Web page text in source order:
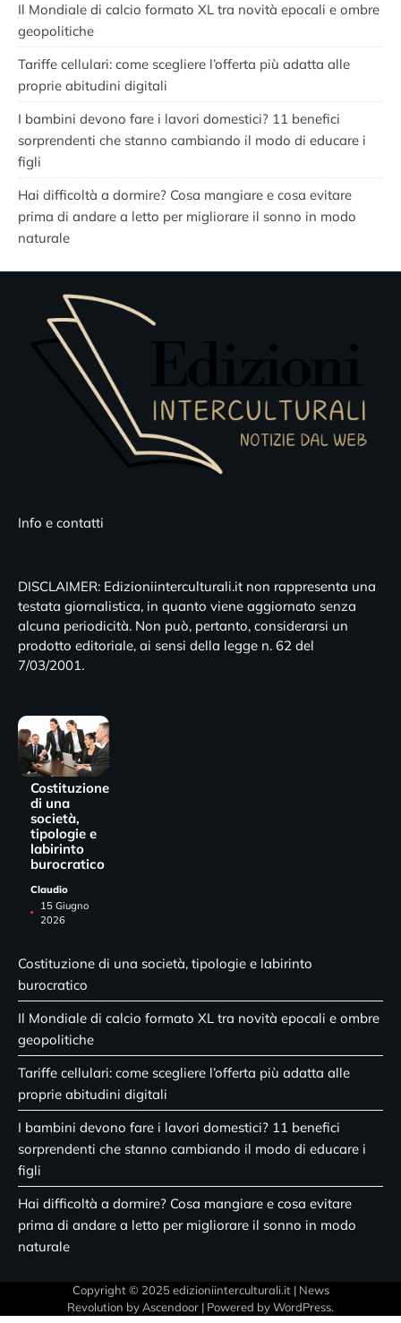
Il Mondiale di calcio formato XL tra novità epocali e ombre
geopolitiche
Tariffe cellulari: come scegliere l’offerta più adatta alle
proprie abitudini digitali
I bambini devono fare i lavori domestici? 11 benefici
sorprendenti che stanno cambiando il modo di educare i
figli
Hai difficoltà a dormire? Cosa mangiare e cosa evitare
prima di andare a letto per migliorare il sonno in modo
naturale
Info e contatti
DISCLAIMER: Edizioniinterculturali.it non rappresenta una
testata giornalistica, in quanto viene aggiornato senza
alcuna periodicità. Non può, pertanto, considerarsi un
prodotto editoriale, ai sensi della legge n. 62 del
7/03/2001.
Costituzione
di una
società,
tipologie e
labirinto
burocratico
Claudio
15 Giugno
2026
Costituzione di una società, tipologie e labirinto
burocratico
Il Mondiale di calcio formato XL tra novità epocali e ombre
geopolitiche
Tariffe cellulari: come scegliere l’offerta più adatta alle
proprie abitudini digitali
I bambini devono fare i lavori domestici? 11 benefici
sorprendenti che stanno cambiando il modo di educare i
figli
Hai difficoltà a dormire? Cosa mangiare e cosa evitare
prima di andare a letto per migliorare il sonno in modo
naturale
Copyright © 2025 edizioniinterculturali.it | News
Revolution by Ascendoor | Powered byWordPress.